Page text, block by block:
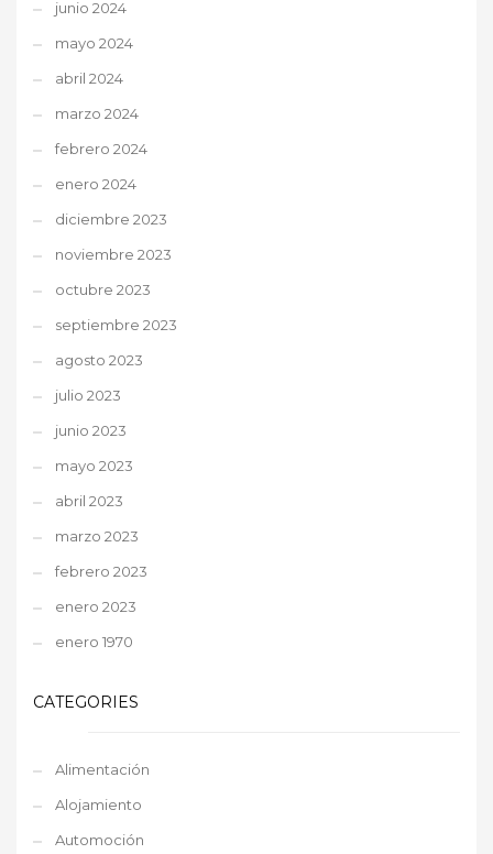
junio 2024
mayo 2024
abril 2024
marzo 2024
febrero 2024
enero 2024
diciembre 2023
noviembre 2023
octubre 2023
septiembre 2023
agosto 2023
julio 2023
junio 2023
mayo 2023
abril 2023
marzo 2023
febrero 2023
enero 2023
enero 1970
CATEGORIES
Alimentación
Alojamiento
Automoción